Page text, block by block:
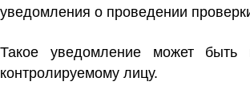
уведомления о проведении
Такое уведомление может быть
контролируемому лицу.